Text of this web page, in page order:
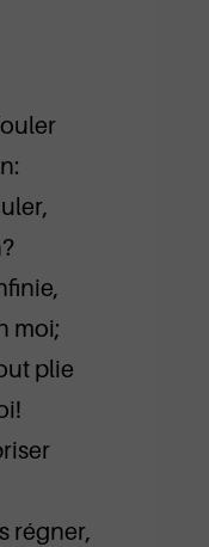
moi;
plie
régner,